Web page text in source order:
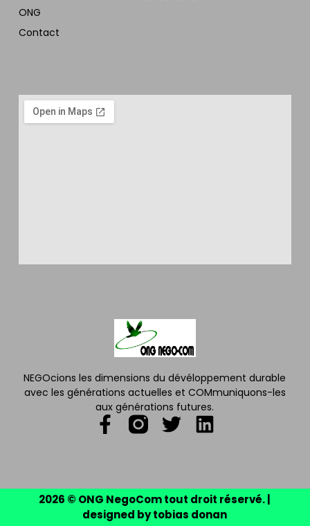
NEGOcions les dimensions du dévéloppement durable
avec les générations actuelles et COMmuniquons-les
aux générations futures.
ONG
Contact
2026 © ONG NegoCom tout droit réservé. |
designed by tobias donan